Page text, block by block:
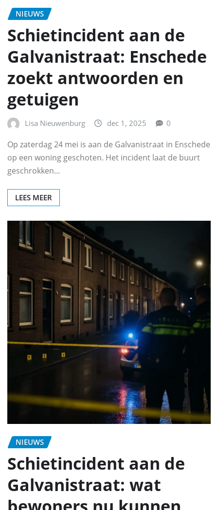
NIEUWS
Schietincident aan de
Galvanistraat: Enschede
zoekt antwoorden en
getuigen
Lisa Nieuwenburg dec 1, 2025 0
Op zaterdag 24 mei is aan de Galvanistraat in Enschede
op een woning geschoten. Het incident laat de buurt
geschrokken…
LEES MEER
NIEUWS
Schietincident aan de
Galvanistraat: wat